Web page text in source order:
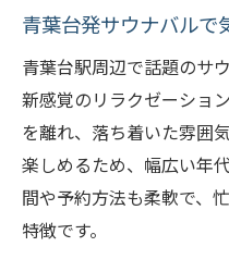
青葉台発サウナバルで
青葉台駅周辺で話題のサ
新感覚のリラクゼーショ
を離れ、落ち着いた雰囲
楽しめるため、幅広い年
間や予約方法も柔軟で、
特徴です。